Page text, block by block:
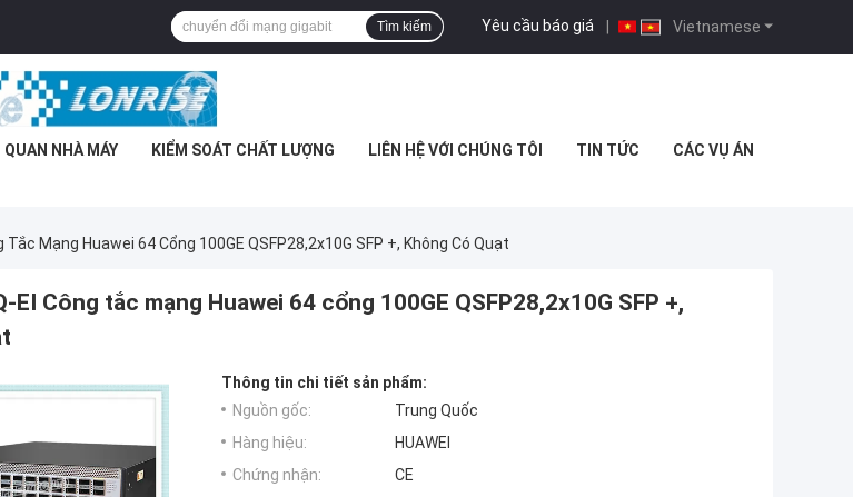
Vietnamese
Yêu cầu báo giá |
Tìm kiếm
NHÀ MÁY KIỂM SOÁT CHẤT LƯỢNG LIÊN HỆ VỚI CHÚNG TÔI TIN TỨC CÁC VỤ ÁN
Tắc Mạng Huawei 64 Cổng 100GE QSFP28,2x10G SFP +, Không Có Quạt
EI Công tắc mạng Huawei 64 cổng 100GE QSFP28,2x10G SFP +,
Thông tin chi tiết sản phẩm:
Nguồn gốc:
Trung Quốc
Hàng hiệu:
HUAWEI
Chứng nhận:
CE